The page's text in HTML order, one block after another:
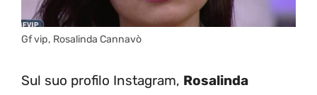
Gf vip, Rosalinda Cannavò
Sul suo profilo Instagram, Rosalinda